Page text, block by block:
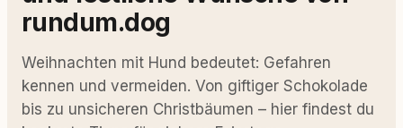
rundum.dog
Weihnachten mit Hund bedeutet: Gefahren
kennen und vermeiden. Von giftiger Schokolade
bis zu unsicheren Christbäumen – hier findest du